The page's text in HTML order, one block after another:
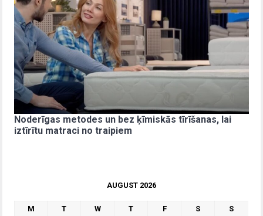
Noderīgas metodes un bez ķīmiskās tīrīšanas, lai
iztīrītu matraci no traipiem
AUGUST 2026
M T W T F S S